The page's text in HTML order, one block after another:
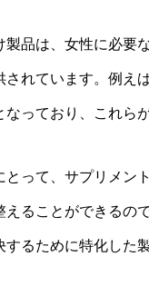
製品は、女性に必要
されています。例え
っており、これら
とって、サプリメン
えることができるの
るために特化した製